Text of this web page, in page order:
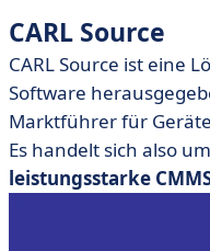
CARL Source
CARL Source ist eine
Software
Marktführer für
Es handelt sich also
leistungsstarke